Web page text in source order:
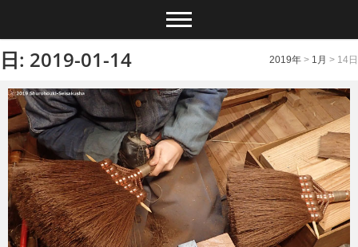
日: 2019-01-14 2019年 > 1月 > 14日